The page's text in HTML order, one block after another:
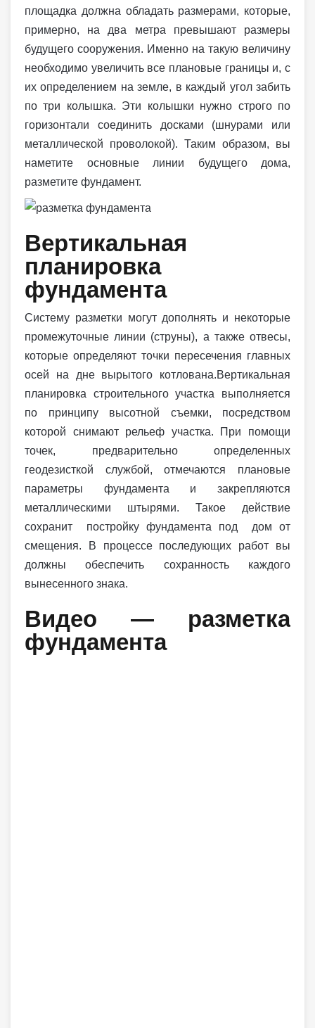
площадка должна обладать размерами, которые,
примерно, на два метра превышают размеры
будущего сооружения. Именно на такую величину
необходимо увеличить все плановые границы и, с
их определением на земле, в каждый угол забить
по три колышка. Эти колышки нужно строго по
горизонтали соединить досками (шнурами или
металлической проволокой). Таким образом, вы
наметите основные линии будущего дома,
разметите фундамент.
Вертикальная
планировка
фундамента
Систему разметки могут дополнять и некоторые
промежуточные линии (струны), а также отвесы,
которые определяют точки пересечения главных
осей на дне вырытого котлована.Вертикальная
планировка строительного участка выполняется
по принципу высотной съемки, посредством
которой снимают рельеф участка. При помощи
точек, предварительно определенных
геодезисткой службой, отмечаются плановые
параметры фундамента и закрепляются
металлическими штырями. Такое действие
сохранит постройку фундамента под дом от
смещения. В процессе последующих работ вы
должны обеспечить сохранность каждого
вынесенного знака.
Видео — разметка
фундамента